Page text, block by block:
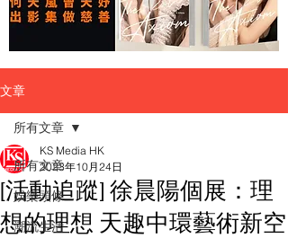
文章
所有文章
娛樂頭條
潮流生活
所有文章
[活動追蹤] 徐晨陽個展：理
想的理想 天趣中環藝術新空
KS Media HK
2023年10月24日